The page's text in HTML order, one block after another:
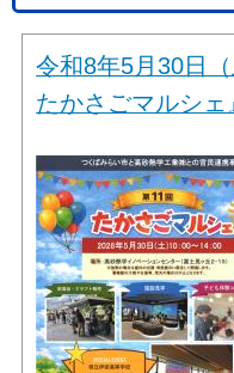
令和8年5月30日
たかさごマルシェ